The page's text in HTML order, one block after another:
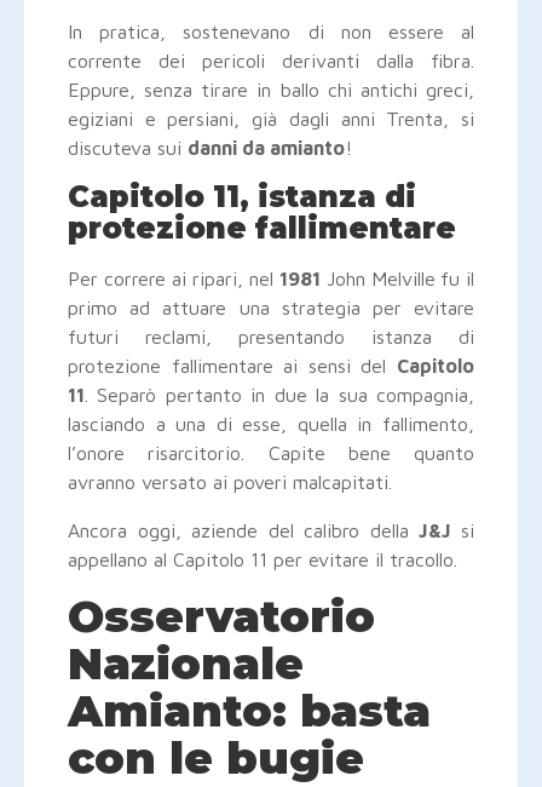
In pratica, sostenevano di non essere al
corrente dei pericoli derivanti dalla fibra.
Eppure, senza tirare in ballo chi antichi greci,
egiziani e persiani, già dagli anni Trenta, si
discuteva sui danni da amianto!
Capitolo 11, istanza di
protezione fallimentare
Per correre ai ripari, nel 1981 John Melville fu il
primo ad attuare una strategia per evitare
futuri reclami, presentando istanza di
protezione fallimentare ai sensi del Capitolo
11 . Separò pertanto in due la sua compagnia,
lasciando a una di esse, quella in fallimento,
l’onore risarcitorio. Capite bene quanto
avranno versato ai poveri malcapitati.
Ancora oggi, aziende del calibro dellaJ&Jsi
appellano al Capitolo 11 per evitare il tracollo.
Osservatorio
Nazionale
Amianto: basta
con le bugie